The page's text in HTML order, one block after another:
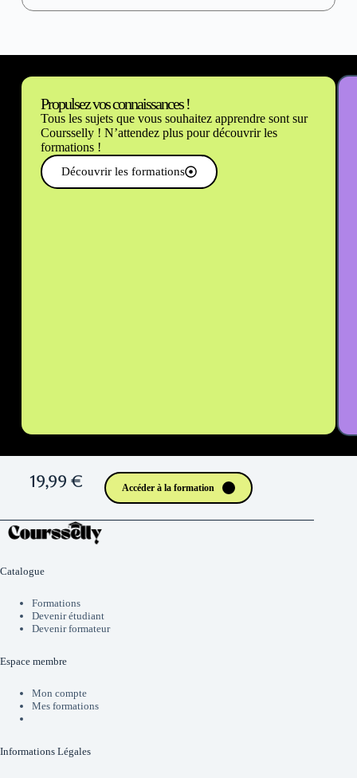
Propulsez vos connaissances !
Tous les sujets que vous souhaitez apprendre sont sur
Coursselly ! N’attendez plus pour découvrir les
formations !
Découvrir les formations
19,99 € Accéder à la formation
Catalogue
Formations
Devenir étudiant
Devenir formateur
Espace membre
Mon compte
Mes formations
Informations Légales